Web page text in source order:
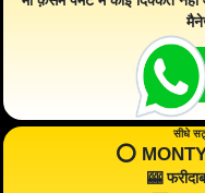
सीधे
⭕️
🎰